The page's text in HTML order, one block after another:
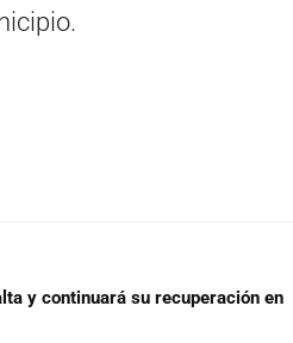
y continuará su recuperación en